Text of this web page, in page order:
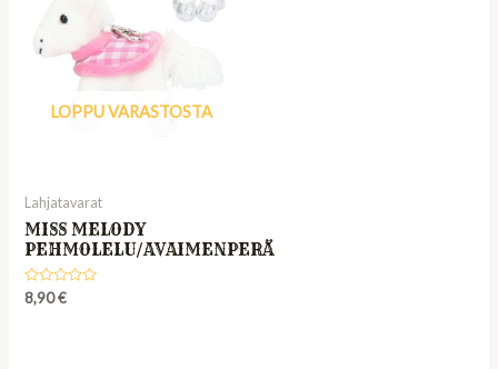
LOPPU VARASTOSTA
Lahjatavarat
MISS MELODY
PEHMOLELU/AVAIMENPERÄ
Rated
0
8,90€